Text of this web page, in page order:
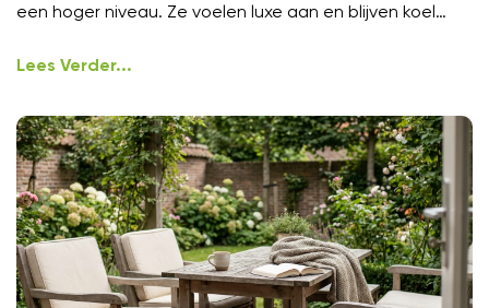
een hoger niveau. Ze voelen luxe aan en blijven koel
Lees Verder...